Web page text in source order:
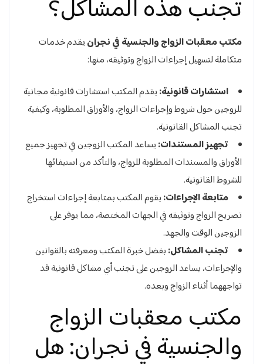
تجنب هذه المشاكل؟
مكتب معقبات الزواج والجنسية في نجرانيقدم خدمات
متكاملة لتسهيل إجراءات الزواج وتوثيقه، منها:
استشارات قانونية:يقدم المكتب استشارات قانونية مجانية
للزوجين حول شروط وإجراءات الزواج، والأوراق المطلوبة، وكيفية
تجنب المشاكل القانونية.
تجهيز المستندات:يساعد المكتب الزوجين في تجهيز جميع
الأوراق والمستندات المطلوبة للزواج، والتأكد من استيفائها
للشروط القانونية.
متابعة الإجراءات:يقوم المكتب بمتابعة إجراءات استخراج
تصريح الزواج وتوثيقه في الجهات المختصة، مما يوفر على
الزوجين الوقت والجهد.
تجنب المشاكل:بفضل خبرة المكتب ومعرفته بالقوانين
والإجراءات، يساعد الزوجين على تجنب أي مشاكل قانونية قد
تواجههما أثناء الزواج وبعده.
مكتب معقبات الزواج
والجنسية في نجران: هل